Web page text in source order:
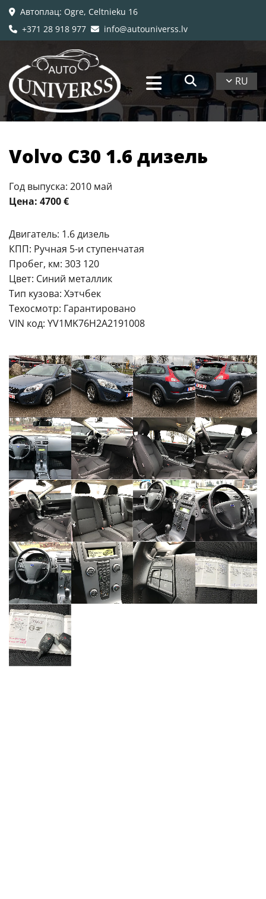
 Автоплац: Ogre, Celtnieku 16
 +371 28 918 977  info@autouniverss.lv
RU
​Volvo C30 1.6 дизель
Год выпуска: 2010 май
Цена: 4700 €
Двигатель: 1.6 дизель
КПП: Ручная 5-и ступенчатая
Пробег, км: 303 120
Цвет: Синий металлик
Тип кузова: Хэтчбек
Техосмотр: Гарантировано
VIN код: YV1MK76H2A2191008